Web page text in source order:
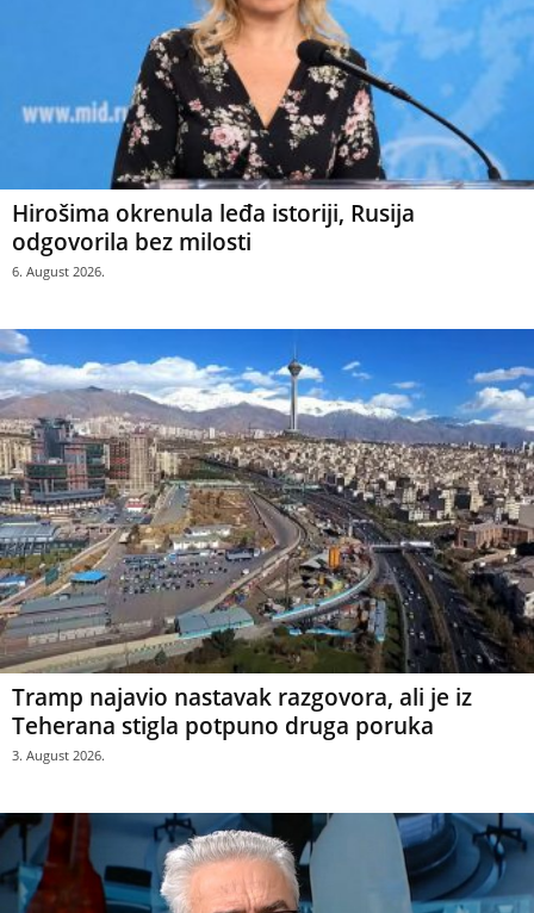
Hirošima okrenula leđa istoriji, Rusija
odgovorila bez milosti
6. August 2026.
Tramp najavio nastavak razgovora, ali je iz
Teherana stigla potpuno druga poruka
3. August 2026.